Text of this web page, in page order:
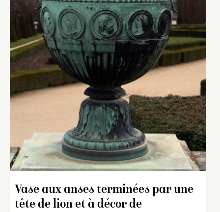
Vase aux anses terminées par une
tête de lion et à décor de